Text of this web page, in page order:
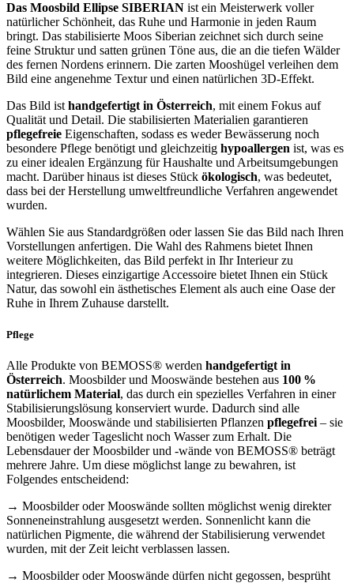
Das Moosbild Ellipse SIBERIAN ist ein Meisterwerk voller
natürlicher Schönheit, das Ruhe und Harmonie in jeden Raum
bringt. Das stabilisierte Moos Siberian zeichnet sich durch seine
feine Struktur und satten grünen Töne aus, die an die tiefen Wälder
des fernen Nordens erinnern. Die zarten Mooshügel verleihen dem
Bild eine angenehme Textur und einen natürlichen 3D-Effekt.
Das Bild ist handgefertigt in Österreich, mit einem Fokus auf
Qualität und Detail. Die stabilisierten Materialien garantieren
pflegefreie Eigenschaften, sodass es weder Bewässerung noch
besondere Pflege benötigt und gleichzeitig hypoallergen ist, was es
zu einer idealen Ergänzung für Haushalte und Arbeitsumgebungen
macht. Darüber hinaus ist dieses Stück ökologisch, was bedeutet,
dass bei der Herstellung umweltfreundliche Verfahren angewendet
wurden.
Wählen Sie aus Standardgrößen oder lassen Sie das Bild nach Ihren
Vorstellungen anfertigen. Die Wahl des Rahmens bietet Ihnen
weitere Möglichkeiten, das Bild perfekt in Ihr Interieur zu
integrieren. Dieses einzigartige Accessoire bietet Ihnen ein Stück
Natur, das sowohl ein ästhetisches Element als auch eine Oase der
Ruhe in Ihrem Zuhause darstellt.
Pflege
Alle Produkte von BEMOSS® werden handgefertigt in
Österreich. Moosbilder und Mooswände bestehen aus 100 %
natürlichem Material, das durch ein spezielles Verfahren in einer
Stabilisierungslösung konserviert wurde. Dadurch sind alle
Moosbilder, Mooswände und stabilisierten Pflanzen pflegefrei – sie
benötigen weder Tageslicht noch Wasser zum Erhalt. Die
Lebensdauer der Moosbilder und -wände von BEMOSS® beträgt
mehrere Jahre. Um diese möglichst lange zu bewahren, ist
Folgendes entscheidend:
→ Moosbilder oder Mooswände sollten möglichst wenig direkter
Sonneneinstrahlung ausgesetzt werden. Sonnenlicht kann die
natürlichen Pigmente, die während der Stabilisierung verwendet
wurden, mit der Zeit leicht verblassen lassen.
→ Moosbilder oder Mooswände dürfen nicht gegossen, besprüht